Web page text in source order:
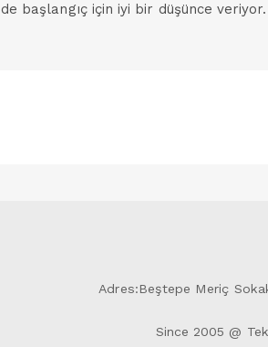
de başlangıç için iyi bir düşünce veriyor.
Adres:Beştepe Meriç
Since 2005 @